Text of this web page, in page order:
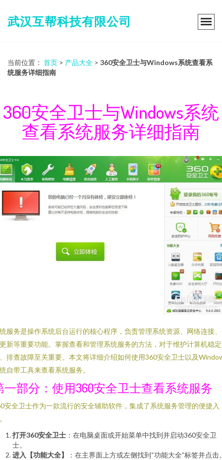
武汉互帮科技有限公司
当前位置： 首页 > 产品大全 > 360安全卫士与Windows系统查看系
统服务详细指南
360安全卫士与Windows系统
查看系统服务详细指南
服务是操作系统后台运行的核心程序，负责管理系统资源、网络连接
新等重要功能。掌握查看和管理系统服务的方法，对于维护计算机稳
排查故障至关重要。本文将详细介绍如何使用360安全卫士以及
自带工具来查看系统服务。
一部分：使用360安全卫士查看系统服务
安全卫士作为一款流行的安全辅助软件，集成了系统服务管理的便捷入
打开360安全卫士 ：在电脑桌面或开始菜单中找到并启动360安全卫
士。
进入【功能大全】
：在主界面上方或左侧找到“功能大全”标签并点击